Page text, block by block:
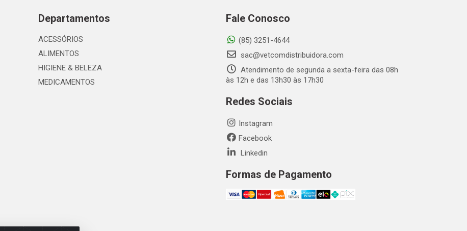
Departamentos
ACESSÓRIOS
ALIMENTOS
HIGIENE & BELEZA
MEDICAMENTOS
Fale Conosco
(85) 3251-4644
sac@vetcomdistribuidora.com
Atendimento de segunda a sexta-feira das 08h
às 12h e das 13h30 às 17h30
Redes Sociais
Instagram
Facebook
Linkedin
Formas de Pagamento